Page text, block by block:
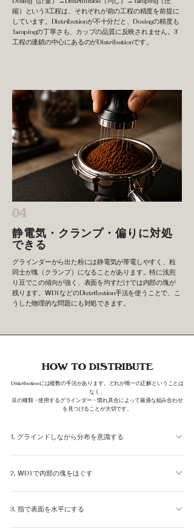
縮）という3工程は、それぞれが前の工程の精度を前提に
しています。Distributionが不十分だと、Dosingの精度も
Tampingの丁寧さも、カップの品質に反映されません。3
工程の連鎖の中心にあるのがDistributionです。
04
静電気・クランプ・偏りに対処
できる
グラインダーから出た粉には静電気が帯電しやすく、粒
同士が塊（クランプ）になることがあります。特に浅煎
り豆でこの傾向が強く、表面を均すだけでは内部の塊が
残ります。WDTなどのDistribution手法を使うことで、こ
うした物理的な問題にも対処できます。
HOW TO DISTRIBUTE
Distributionには複数の手法があります。どれが唯一の正解ということは
なく、
豆の種類・使用するグラインダー・慣れ具合によって最適な組み合わせ
を見つけることが大切です。
1. グラインドしながら分布を意識する
ンダーのくせにもよりますが、バスケットの中心に粉が落
ちることがベーシックです。手前や奥側に山が偏ってでき
る場合もありますが、偏っていることを認識することが
2. WDTで内部の塊をほぐす
ツールを粉の中に差し込み、小さな円を描くように動かし
て内部の塊をほぐす手法です。表面だけでなく、粉床全体
3. 指で表面を水平にする